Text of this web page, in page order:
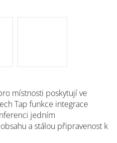
místnosti poskytují ve
Tap funkce integrace
jedním
a stálou připravenost k